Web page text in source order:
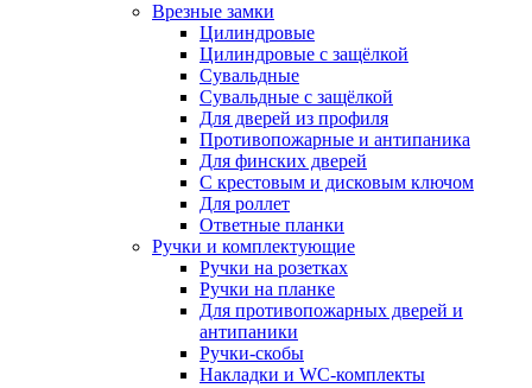
Врезные замки
Цилиндровые
Цилиндровые с защёлкой
Сувальдные
Сувальдные с защёлкой
Для дверей из профиля
Противопожарные и антипаника
Для финских дверей
С крестовым и дисковым ключом
Для роллет
Ответные планки
Ручки и комплектующие
Ручки на розетках
Ручки на планке
Для противопожарных дверей и
антипаники
Ручки-скобы
Накладки и WC-комплекты